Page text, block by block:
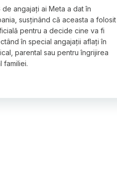
angajați ai Meta a dat în
susținând că aceasta a folosit
pentru a decide cine va fi
în special angajații aflați în
parental sau pentru îngrijirea
familiei.